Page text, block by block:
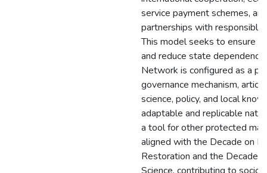
service payment schemes, and
partnerships with responsible
This model seeks to ensure
and reduce state
Network is configured as a
governance mechanism,
science, policy, and local
adaptable and replicable
a tool for other protected
aligned with the Decade on
Restoration and the Decade